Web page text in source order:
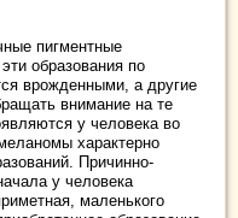
пигментные
образования по
врожденными, а другие
внимание на те
у человека во
характерно
Причинно-
у человека
маленького